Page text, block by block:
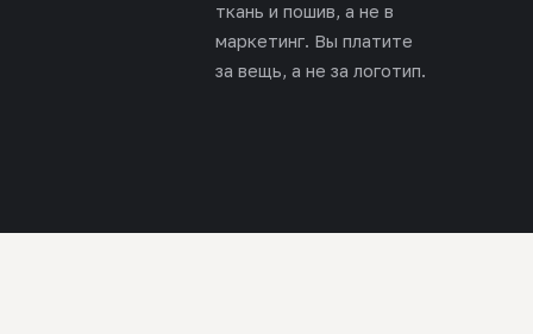
ткань и пошив, а не в
маркетинг. Вы платите
за вещь, а не за логотип.